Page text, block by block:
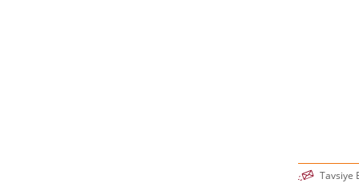
“Simler
Tavsiye